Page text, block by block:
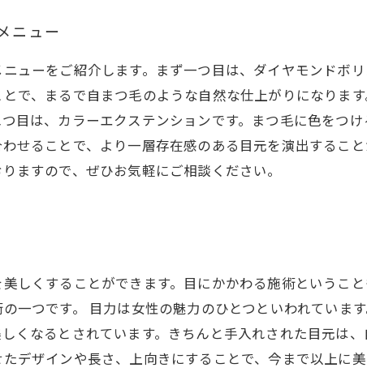
ニュー
ューをご紹介します。まず一つ目は、ダイヤモンドボ
で、まるで自まつ毛のような自然な仕上がりになりま
目は、カラーエクステンションです。まつ毛に色をつ
せることで、より一層存在感のある目元を演出するこ
ますので、ぜひお気軽にご相談ください。
しくすることができます。目にかかわる施術というこ
一つです。 目力は女性の魅力のひとつといわれていま
くなるとされています。きちんと手入れされた目元は
デザインや長さ、上向きにすることで、今まで以上に